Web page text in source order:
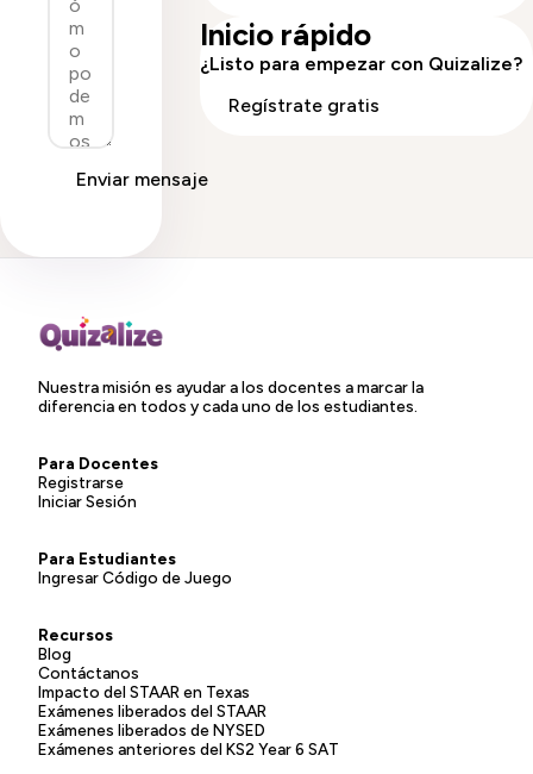
Enviar mensaje
Inicio rápido
¿Listo para empezar con Quizalize?
Regístrate gratis
Nuestra misión es ayudar a los docentes a marcar la
diferencia en todos y cada uno de los estudiantes.
Para Docentes
Registrarse
Iniciar Sesión
Para Estudiantes
Ingresar Código de Juego
Recursos
Blog
Contáctanos
Impacto del STAAR en Texas
Exámenes liberados del STAAR
Exámenes liberados de NYSED
Exámenes anteriores del KS2 Year 6 SAT